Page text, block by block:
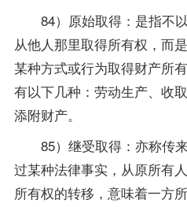
84）原始取得：是指不
从他人那里取得所有权，而
某种方式或行为取得财产所
有以下几种：劳动生产、收
添附财产。
85）继受取得：亦称传来
过某种法律事实，从原所有
所有权的转移，意味着一方